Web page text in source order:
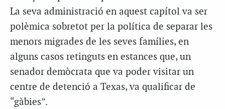
La seva administració en aquest capítol va ser
polèmica sobretot per la política de separar les
menors migrades de les seves famílies, en
alguns casos retinguts en estances que, un
senador demòcrata que va poder visitar un
centre de detenció a Texas, va qualificar de
“gàbies”.